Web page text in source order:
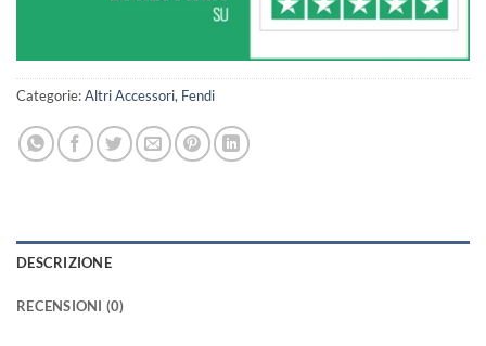
Categorie:Altri Accessori, Fendi
DESCRIZIONE
RECENSIONI (0)